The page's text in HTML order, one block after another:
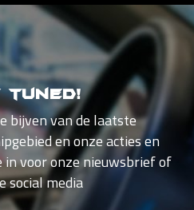
tuned!
bijven van de laatste
en onze acties en
in voor onze nieuwsbrief of
social media